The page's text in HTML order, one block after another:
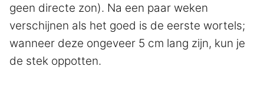
geen directe zon). Na een paar weken
verschijnen als het goed is de eerste wortels;
wanneer deze ongeveer 5 cm lang zijn, kun je
de stek oppotten.